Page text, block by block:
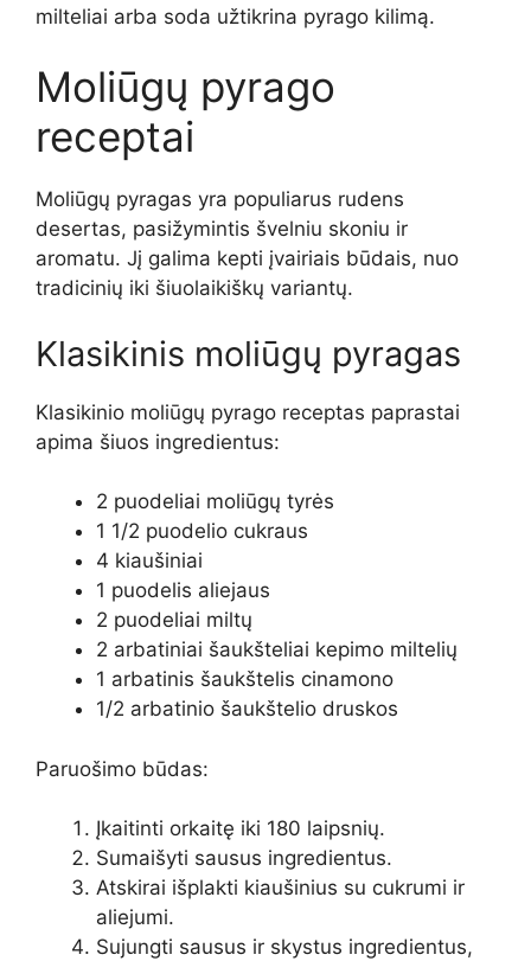
milteliai arba soda užtikrina pyrago kilimą.
Moliūgų pyrago
receptai
Moliūgų pyragas yra populiarus rudens
desertas, pasižymintis švelniu skoniu ir
aromatu. Jį galima kepti įvairiais būdais, nuo
tradicinių iki šiuolaikiškų variantų.
Klasikinis moliūgų pyragas
Klasikinio moliūgų pyrago receptas paprastai
apima šiuos ingredientus:
2 puodeliai moliūgų tyrės
1 1/2 puodelio cukraus
4 kiaušiniai
1 puodelis aliejaus
2 puodeliai miltų
2 arbatiniai šaukšteliai kepimo miltelių
1 arbatinis šaukštelis cinamono
1/2 arbatinio šaukštelio druskos
Paruošimo būdas:
Įkaitinti orkaitę iki 180 laipsnių.
Sumaišyti sausus ingredientus.
Atskirai išplakti kiaušinius su cukrumi ir
aliejumi.
Sujungti sausus ir skystus ingredientus,